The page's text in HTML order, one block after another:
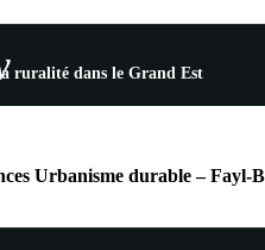
ruralité dans le Grand Est
Urbanisme durable –